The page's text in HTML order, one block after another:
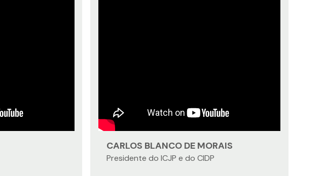
CARLOS BLANCO DE MORAIS
Presidente do ICJP e do CIDP